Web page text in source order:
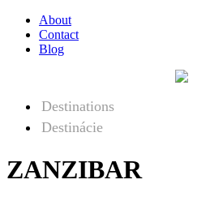
About
Contact
Blog
Destinations
Destinácie
ZANZIBAR